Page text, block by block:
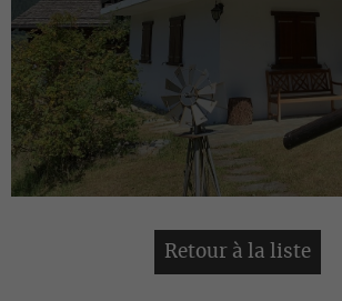
Retour à la liste